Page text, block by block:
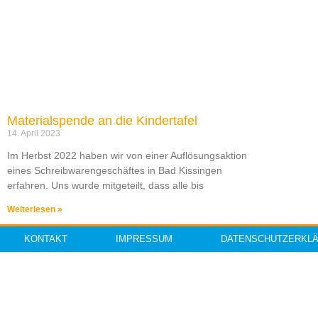
Materialspende an die Kindertafel
14. April 2023
Im Herbst 2022 haben wir von einer Auflösungsaktion
eines Schreibwarengeschäftes in Bad Kissingen
erfahren. Uns wurde mitgeteilt, dass alle bis
Weiterlesen »
KONTAKT IMPRESSUM